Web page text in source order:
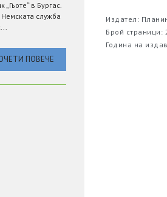
в Бургас.
служба
ПОВЕЧЕ
Издател:
Брой страници:
Година на